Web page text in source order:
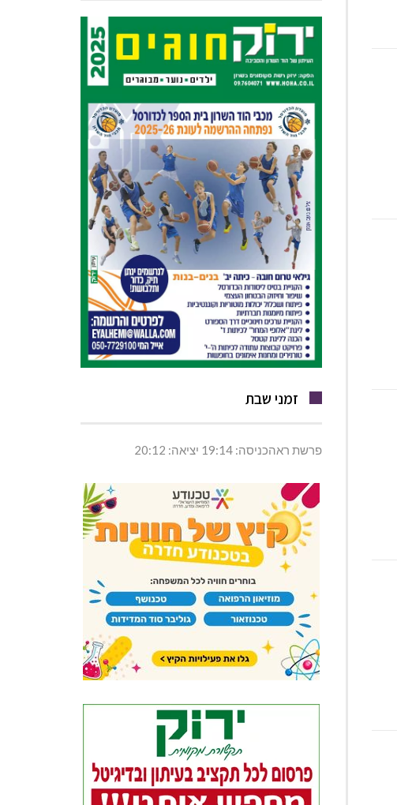
זמני שבת
פרשת ראהכניסה: 19:14 יציאה: 20:12